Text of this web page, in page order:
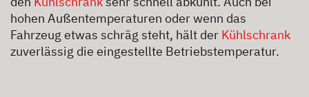
hohen Außentemperaturen oder wenn das
Fahrzeug etwas schräg steht, hält der Kühlschrank
zuverlässig die eingestellte Betriebstemperatur.